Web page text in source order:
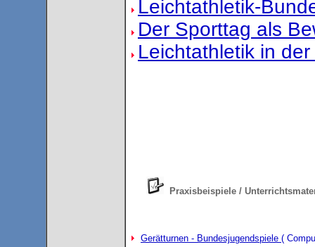
Leichtathletik-
Der Sporttag als
Leichtathletik in
Praxisbeispiele /
Gerätturnen - Bundesjugendspiele (